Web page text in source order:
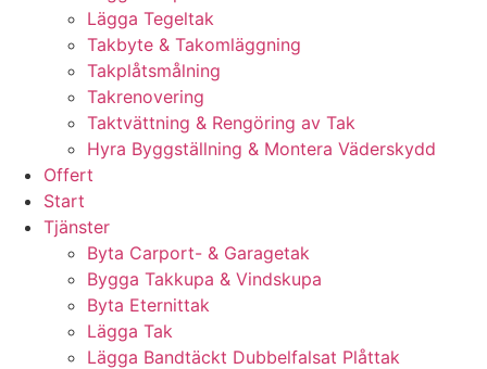
Lägga Tegeltak
Takbyte & Takomläggning
Takplåtsmålning
Takrenovering
Taktvättning & Rengöring av Tak
Hyra Byggställning & Montera Väderskydd
Offert
Start
Tjänster
Byta Carport- & Garagetak
Bygga Takkupa & Vindskupa
Byta Eternittak
Lägga Tak
Lägga Bandtäckt Dubbelfalsat Plåttak